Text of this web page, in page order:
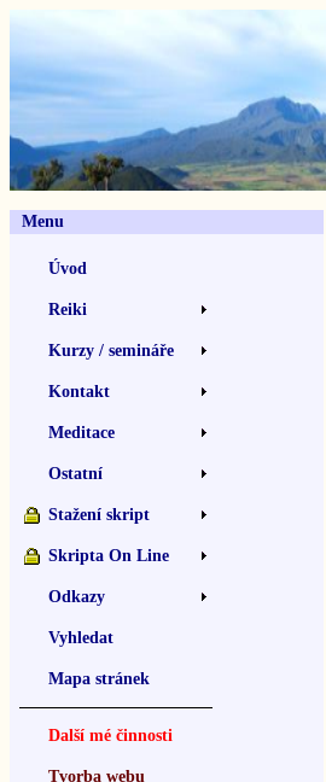
Menu
Úvod
Reiki
Kurzy / semináře
Kontakt
Meditace
Ostatní
Stažení skript
Skripta On Line
Odkazy
Vyhledat
Mapa stránek
Další mé činnosti
Tvorba webu